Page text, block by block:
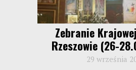
Zebranie
Rzeszowie (26-
29 września